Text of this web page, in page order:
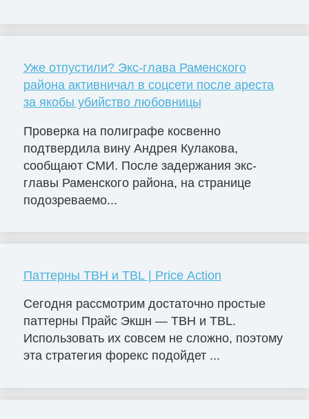
Уже отпустили? Экс-глава Раменского
района активничал в соцсети после ареста
за якобы убийство любовницы
Проверка на полиграфе косвенно
подтвердила вину Андрея Кулакова,
сообщают СМИ. После задержания экс-
главы Раменского района, на странице
подозреваемо...
Паттерны TBH и TBL | Price Action
Сегодня рассмотрим достаточно простые
паттерны Прайс Экшн — TBH и TBL.
Использовать их совсем не сложно, поэтому
эта стратегия форекс подойдет ...